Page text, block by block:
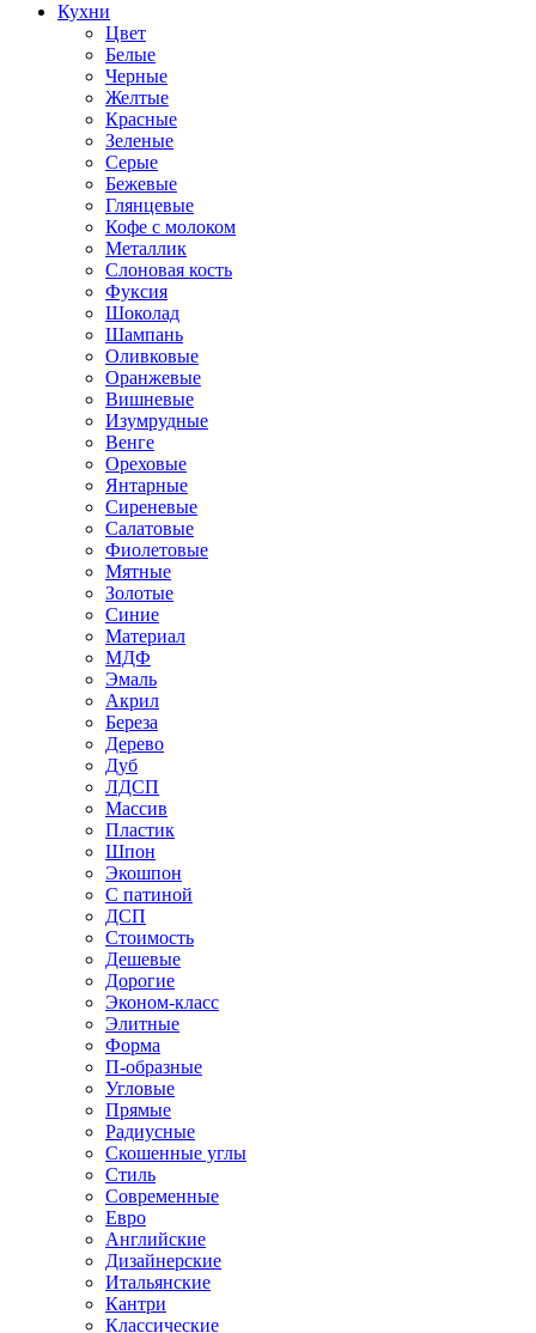
Кухни
Цвет
Белые
Черные
Желтые
Красные
Зеленые
Серые
Бежевые
Глянцевые
Кофе с молоком
Металлик
Слоновая кость
Фуксия
Шоколад
Шампань
Оливковые
Оранжевые
Вишневые
Изумрудные
Венге
Ореховые
Янтарные
Сиреневые
Салатовые
Фиолетовые
Мятные
Золотые
Синие
Материал
МДФ
Эмаль
Акрил
Береза
Дерево
Дуб
ЛДСП
Массив
Пластик
Шпон
Экошпон
С патиной
ДСП
Стоимость
Дешевые
Дорогие
Эконом-класс
Элитные
Форма
П-образные
Угловые
Прямые
Радиусные
Скошенные углы
Стиль
Современные
Евро
Английские
Дизайнерские
Итальянские
Кантри
Классические